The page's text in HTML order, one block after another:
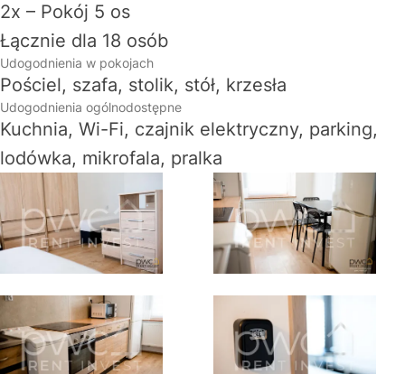
2x – Pokój 5 os
Łącznie dla 18 osób
Udogodnienia w pokojach
Pościel, szafa, stolik, stół, krzesła
Udogodnienia ogólnodostępne
Kuchnia, Wi-Fi, czajnik elektryczny, parking,
lodówka, mikrofala, pralka